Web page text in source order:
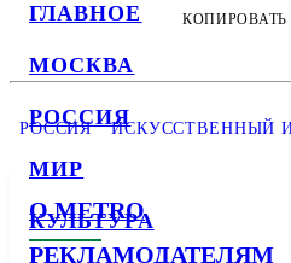
ГЛАВНОЕ
МОСКВА
РОССИЯ
МИР
КУЛЬТУРА
РОССИЯ ИСКУССТВЕННЫЙ
О METRO
РЕКЛАМОДАТЕЛЯМ